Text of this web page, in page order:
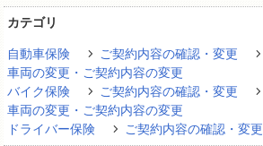
カテゴリ
自動車保険
ご契約内容の確認・変更
車両の変更・ご契約内容の変更
バイク保険
ご契約内容の確認・変更
車両の変更・ご契約内容の変更
ドライバー保険
ご契約内容の確認・変更